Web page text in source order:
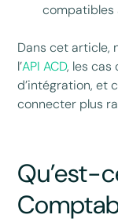
compatibles
Dans cet article,
l’API ACD, les cas
d’intégration, et
connecter plus
Qu’est-